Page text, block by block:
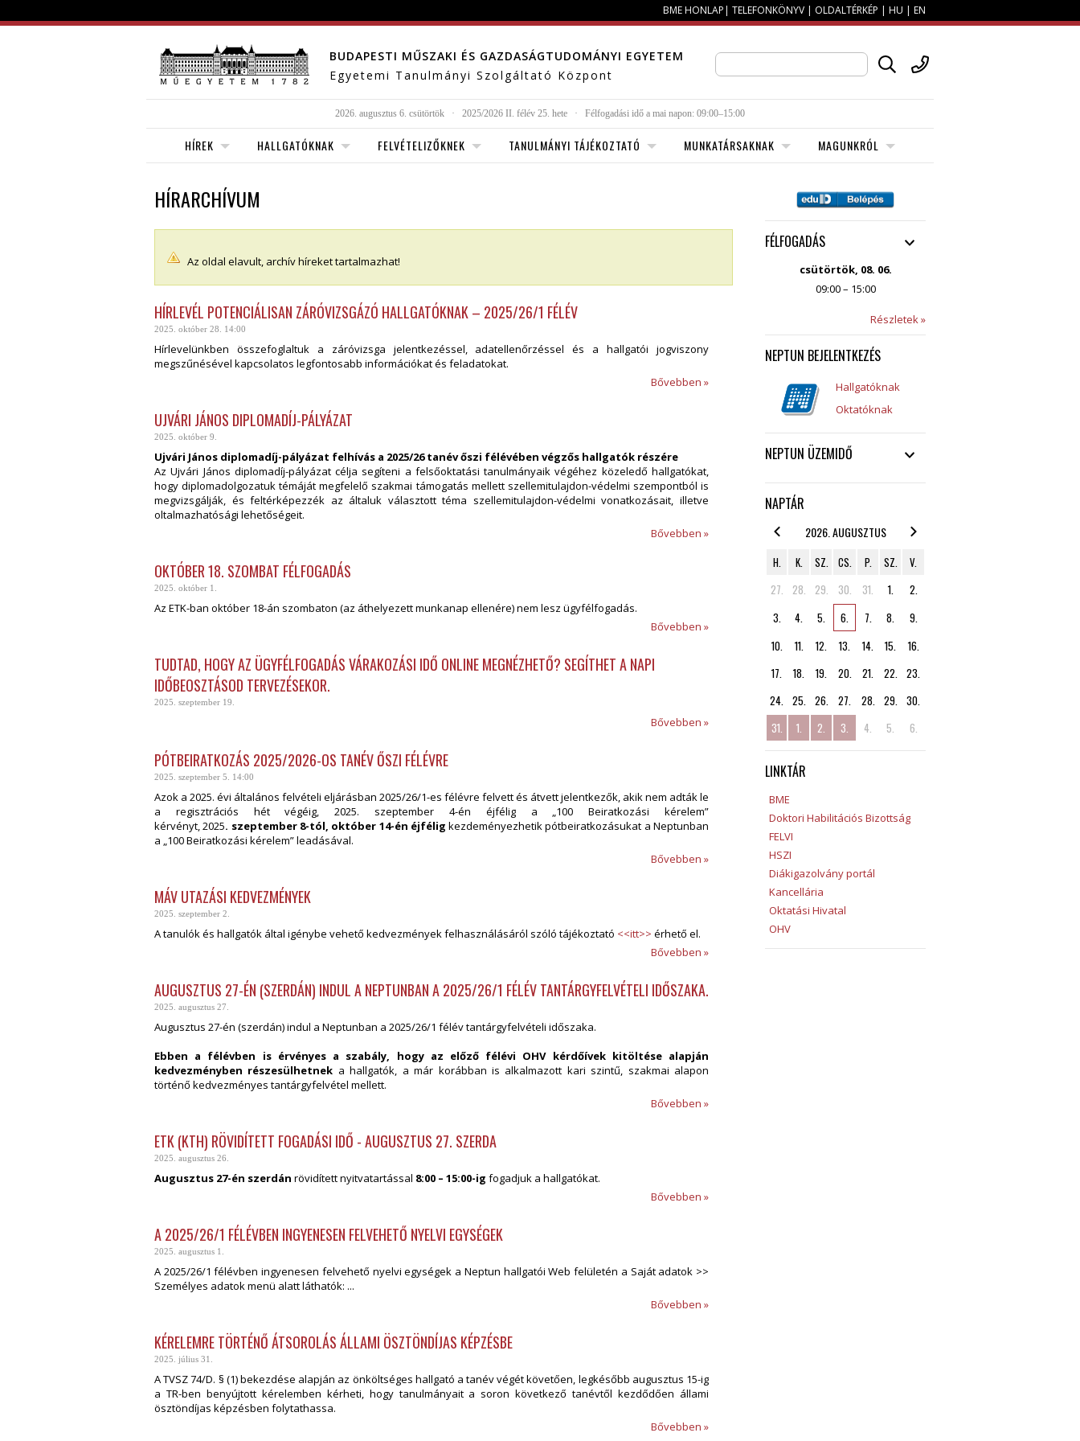
BME HONLAP| TELEFONKÖNYV | OLDALTÉRKÉP | HU | EN
BUDAPESTI MŰSZAKI ÉS GAZDASÁGTUDOMÁNYI EGYETEM
Egyetemi Tanulmányi Szolgáltató Központ
2026. augusztus 6. csütörtök · 2025/2026 II. félév 25. hete · Félfogadási idő a mai napon: 09:00–15:00
HÍREK HALLGATÓKNAK FELVÉTELIZŐKNEK TANULMÁNYI TÁJÉKOZTATÓ MUNKATÁRSAKNAK MAGUNKRÓL
HÍRARCHÍVUM
Az oldal elavult, archív híreket tartalmazhat!
HÍRLEVÉL POTENCIÁLISAN ZÁRÓVIZSGÁZÓ HALLGATÓKNAK – 2025/26/1 FÉLÉV
2025. október 28. 14:00
Hírlevelünkben összefoglaltuk a záróvizsga jelentkezéssel, adatellenőrzéssel és a hallgatói jogviszony
megszűnésével kapcsolatos legfontosabb információkat és feladatokat.
Bővebben »
UJVÁRI JÁNOS DIPLOMADÍJ-PÁLYÁZAT
2025. október 9.
Ujvári János diplomadíj-pályázat felhívás a 2025/26 tanév őszi félévében végzős hallgatók részére
Az Ujvári János diplomadíj-pályázat célja segíteni a felsőoktatási tanulmányaik végéhez közeledő hallgatókat,
hogy diplomadolgozatuk témáját megfelelő szakmai támogatás mellett szellemitulajdon-védelmi szempontból is
megvizsgálják, és feltérképezzék az általuk választott téma szellemitulajdon-védelmi vonatkozásait, illetve
oltalmazhatósági lehetőségeit.
Bővebben »
OKTÓBER 18. SZOMBAT FÉLFOGADÁS
2025. október 1.
Az ETK-ban október 18-án szombaton (az áthelyezett munkanap ellenére) nem lesz ügyfélfogadás.
Bővebben »
TUDTAD, HOGY AZ ÜGYFÉLFOGADÁS VÁRAKOZÁSI IDŐ ONLINE MEGNÉZHETŐ? SEGÍTHET A NAPI
IDŐBEOSZTÁSOD TERVEZÉSEKOR.
2025. szeptember 19.
Bővebben »
PÓTBEIRATKOZÁS 2025/2026-OS TANÉV ŐSZI FÉLÉVRE
2025. szeptember 5. 14:00
Azok a 2025. évi általános felvételi eljárásban 2025/26/1-es félévre felvett és átvett jelentkezők, akik nem adták le
a regisztrációs hét végéig, 2025. szeptember 4-én éjfélig a „100 Beiratkozási kérelem”
kérvényt, 2025. szeptember 8-tól, október 14-én éjfélig kezdeményezhetik pótbeiratkozásukat a Neptunban
a „100 Beiratkozási kérelem” leadásával.
Bővebben »
MÁV UTAZÁSI KEDVEZMÉNYEK
2025. szeptember 2.
A tanulók és hallgatók által igénybe vehető kedvezmények felhasználásáról szóló tájékoztató <<itt>> érhető el.
Bővebben »
AUGUSZTUS 27-ÉN (SZERDÁN) INDUL A NEPTUNBAN A 2025/26/1 FÉLÉV TANTÁRGYFELVÉTELI IDŐSZAKA.
2025. augusztus 27.
Augusztus 27-én (szerdán) indul a Neptunban a 2025/26/1 félév tantárgyfelvételi időszaka.
Ebben a félévben is érvényes a szabály, hogy az előző félévi OHV kérdőívek kitöltése alapján
kedvezményben részesülhetnek a hallgatók, a már korábban is alkalmazott kari szintű, szakmai alapon
történő kedvezményes tantárgyfelvétel mellett.
Bővebben »
ETK (KTH) RÖVIDÍTETT FOGADÁSI IDŐ - AUGUSZTUS 27. SZERDA
2025. augusztus 26.
Augusztus 27-én szerdán rövidített nyitvatartással 8:00 – 15:00-ig fogadjuk a hallgatókat.
Bővebben »
A 2025/26/1 FÉLÉVBEN INGYENESEN FELVEHETŐ NYELVI EGYSÉGEK
2025. augusztus 1.
A 2025/26/1 félévben ingyenesen felvehető nyelvi egységek a Neptun hallgatói Web felületén a Saját adatok >>
Személyes adatok menü alatt láthatók: ...
Bővebben »
KÉRELEMRE TÖRTÉNŐ ÁTSOROLÁS ÁLLAMI ÖSZTÖNDÍJAS KÉPZÉSBE
2025. július 31.
A TVSZ 74/D. § (1) bekezdése alapján az önköltséges hallgató a tanév végét követően, legkésőbb augusztus 15-ig
a TR-ben benyújtott kérelemben kérheti, hogy tanulmányait a soron következő tanévtől kezdődően állami
ösztöndíjas képzésben folytathassa.
Bővebben »
FÉLFOGADÁS
csütörtök, 08. 06.
09:00 – 15:00
Részletek »
NEPTUN BEJELENTKEZÉS
Hallgatóknak
Oktatóknak
NEPTUN ÜZEMIDŐ
NAPTÁR
2026. AUGUSZTUS
H. K. SZ. CS. P. SZ.
V.
27.
28. 29. 30. 31. 1.
2.
3.
4. 5. 6. 7. 8.
9.
10.
11. 12. 13. 14. 15.
16.
17.
18. 19. 20. 21. 22. 23.
24. 25. 26. 27. 28. 29. 30.
31.
1. 2. 3. 4. 5. 6.
LINKTÁR
BME
Doktori Habilitációs Bizottság
FELVI
HSZI
Diákigazolvány portál
Kancellária
Oktatási Hivatal
OHV